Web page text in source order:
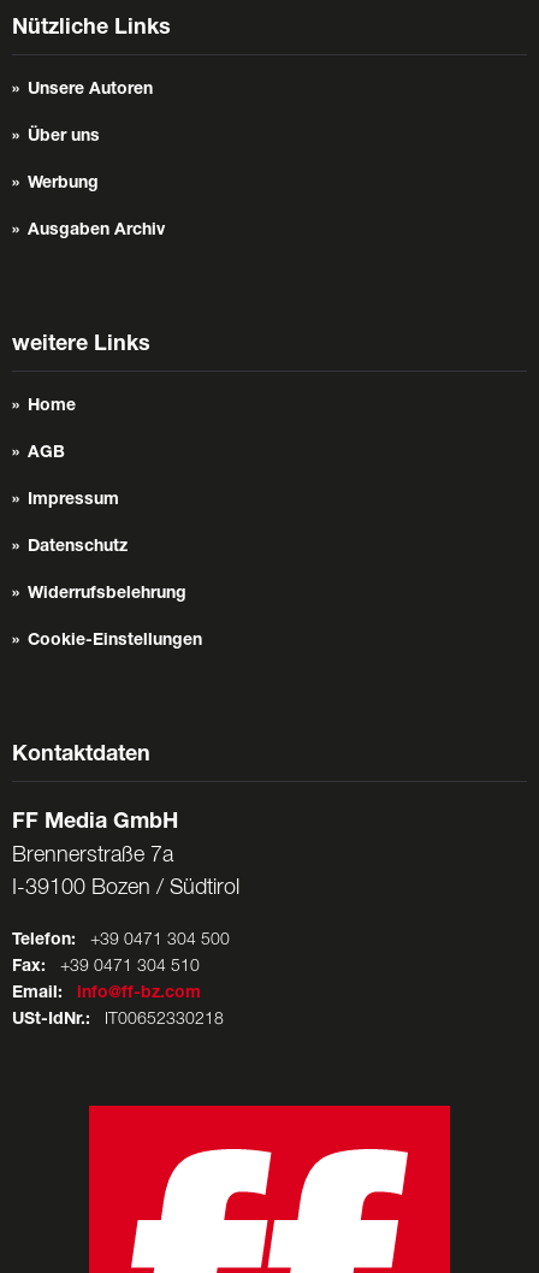
Nützliche Links
Unsere Autoren
Über uns
Werbung
Ausgaben Archiv
weitere Links
Home
AGB
Impressum
Datenschutz
Widerrufsbelehrung
Cookie-Einstellungen
Kontaktdaten
FF Media GmbH
Brennerstraße 7a
I-39100 Bozen / Südtirol
Telefon: +39 0471 304 500
Fax: +39 0471 304 510
Email:
info@ff-bz.com
USt-IdNr.: IT00652330218